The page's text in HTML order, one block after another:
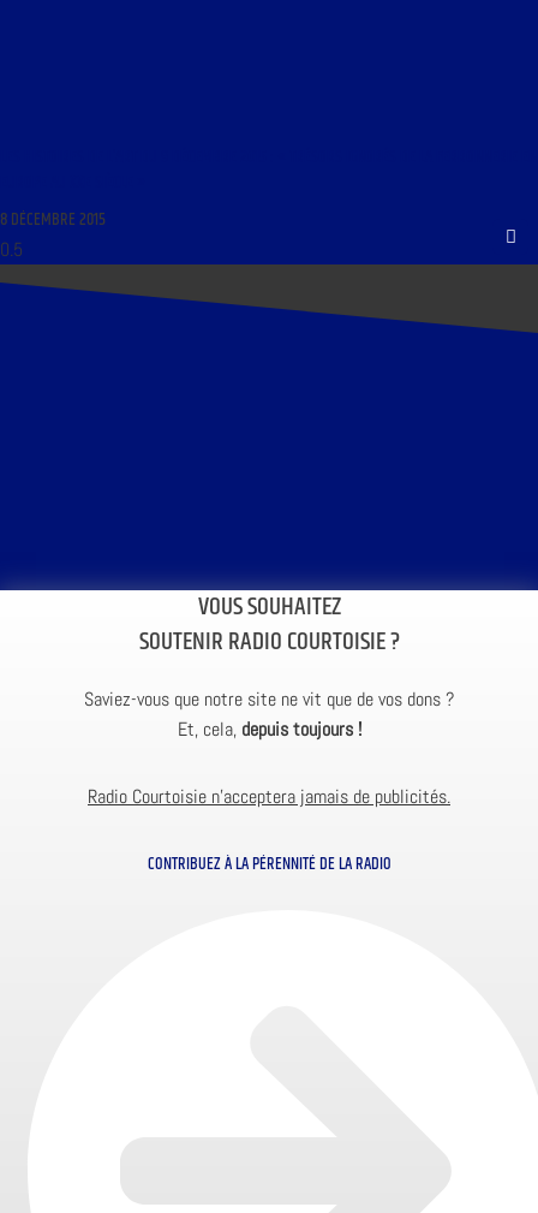
8 DÉCEMBRE 2015
VOUS SOUHAITEZ
SOUTENIR RADIO COURTOISIE ?
Saviez-vous que notre site ne vit que de vos dons ?
Et, cela, depuis toujours !
Radio Courtoisie n’acceptera jamais de publicités.
CONTRIBUEZ À LA PÉRENNITÉ DE LA RADIO